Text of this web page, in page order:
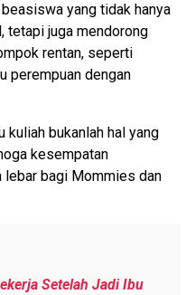
yang tidak hanya
tetapi juga mendorong
rentan, seperti
perempuan dengan
kuliah bukanlah hal yang
kesempatan
lebar bagi Mommies dan
Setelah Jadi Ibu